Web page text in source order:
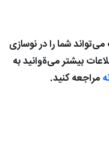
شما را در نوسازی
بیشتر می‌ةوانید به
مراجعه کنید.